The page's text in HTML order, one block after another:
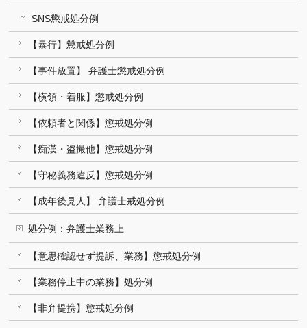
SNS懲戒処分例
【暴行】懲戒処分例
【事件放置】 弁護士懲戒処分例
【横領・着服】懲戒処分例
【依頼者と関係】懲戒処分例
【痴漢・盗撮他】懲戒処分例
【守秘義務違反】懲戒処分例
【成年後見人】 弁護士戒処分例
処分例：弁護士業務上
【意思確認せず提訴、業務】懲戒処分例
【業務停止中の業務】処分例
【非弁提携】懲戒処分例